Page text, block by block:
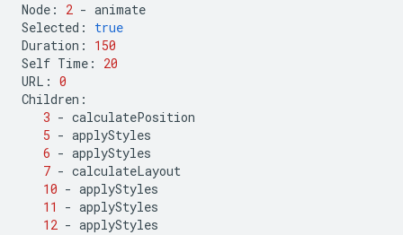
Node : 2 - animate
Selected :
true
Duration :
150
Self Time :
20
URL : 0
Children :
3 - calculatePosition
5 - applyStyles
6 - applyStyles
7 - calculateLayout
10 - applyStyles
11
- applyStyles
12 - applyStyles